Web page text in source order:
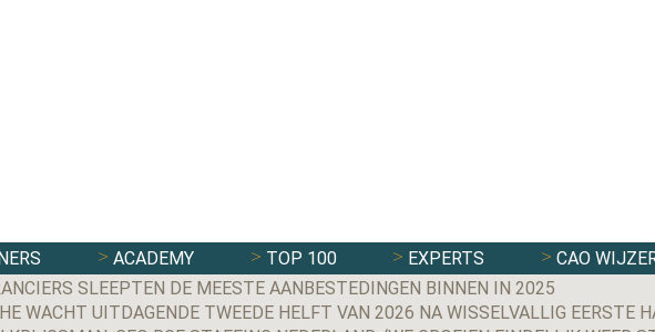
ACADEMY TOP 100 EXPERTS CAO
SLEEPTEN DE MEESTE AANBESTEDINGEN BINNEN IN 2025
WACHT UITDAGENDE TWEEDE HELFT VAN 2026 NA WISSELVALLIG EERSTE